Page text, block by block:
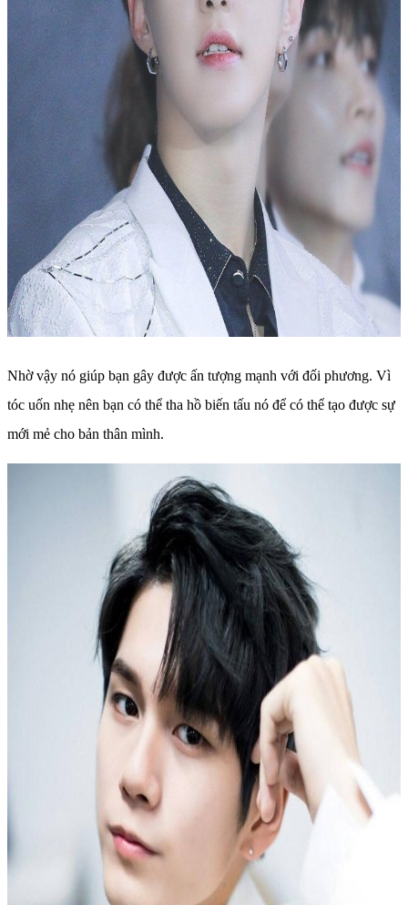
Nhờ vậy nó giúp bạn gây được ấn tượng mạnh với đối phương. Vì
tóc uốn nhẹ nên bạn có thể tha hồ biến tấu nó để có thể tạo được sự
mới mẻ cho bản thân mình.